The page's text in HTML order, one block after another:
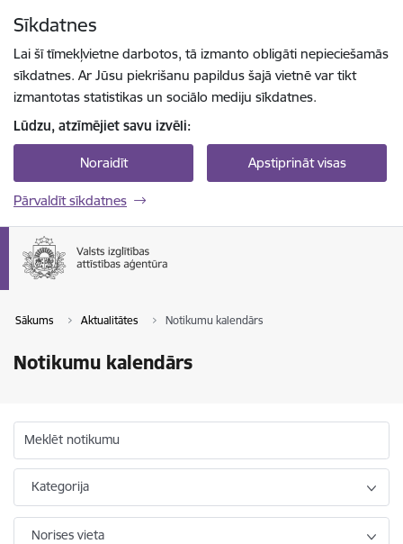
Sīkdatnes
Lai šī tīmekļvietne darbotos, tā izmanto obligāti nepieciešamās
sīkdatnes. Ar Jūsu piekrišanu papildus šajā vietnē var tikt
izmantotas statistikas un sociālo mediju sīkdatnes.
Lūdzu, atzīmējiet savu izvēli:
Noraidīt Apstiprināt visas
Pārvaldīt sīkdatnes
Sākums Aktualitātes Notikumu kalendārs
Notikumu kalendārs
Meklēt notikumu
Kategorija
Norises vieta